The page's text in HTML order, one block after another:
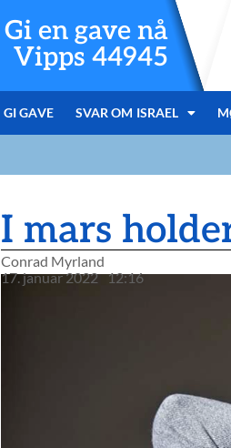
Gi en gave nå
Vipps 44945
GI GAVE SVAR OM ISRAEL
I mars
Conrad Myrland
17. januar 2022 12:16